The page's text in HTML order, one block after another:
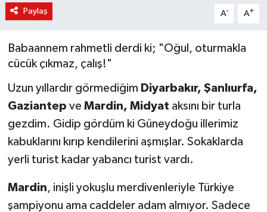
Paylaş A- A+
Babaannem rahmetli derdi ki; "Oğul, oturmakla
cücük çıkmaz, çalış!"
​Uzun yıllardır görmediğim Diyarbakır, Şanlıurfa,
Gaziantep ve Mardin, Midyat aksını bir turla
gezdim. Gidip gördüm ki Güneydoğu illerimiz
kabuklarını kırıp kendilerini aşmışlar. Sokaklarda
yerli turist kadar yabancı turist vardı.
​Mardin, inişli yokuşlu merdivenleriyle Türkiye
şampiyonu ama caddeler adam almıyor. Sadece
Siyaset
Türkiye
Yaşam
YEREL